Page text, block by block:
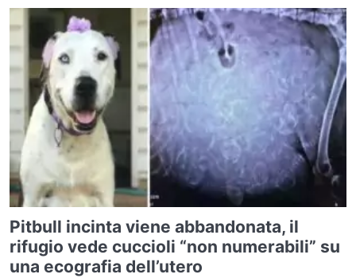
Pitbull incinta viene abbandonata, il
rifugio vede cuccioli “non numerabili” su
una ecografia dell’utero